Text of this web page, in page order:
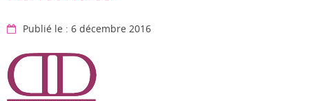
Publié le : 6 décembre 2016